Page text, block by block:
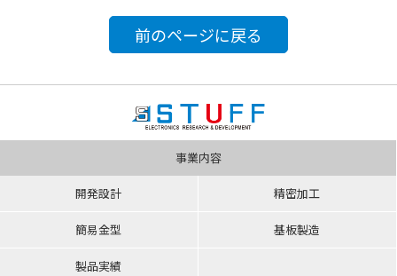
前のページに戻る
事業内容
開発設計 精密加工
簡易金型 基板製造
製品実績